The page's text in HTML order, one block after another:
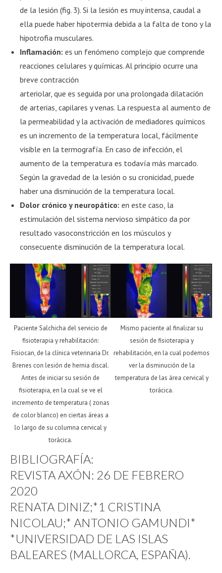
de la lesión (fig. 3). Si la lesión es muy intensa, caudal a
ella puede haber hipotermia debida a la falta de tono y la
hipotrofia musculares.
Inflamación: es un fenómeno complejo que comprende
reacciones celulares y químicas. Al principio ocurre una
breve contracción
arteriolar, que es seguida por una prolongada dilatación
de arterias, capilares y venas. La respuesta al aumento de
la permeabilidad y la activación de mediadores químicos
es un incremento de la temperatura local, fácilmente
visible en la termografía. En caso de infección, el
aumento de la temperatura es todavía más marcado.
Según la gravedad de la lesión o su cronicidad, puede
haber una disminución de la temperatura local.
Dolor crónico y neuropático: en este caso, la
estimulación del sistema nervioso simpático da por
resultado vasoconstricción en los músculos y
consecuente disminución de la temperatura local.
Paciente Salchicha del servicio de
fisioterapia y rehabilitación:
Fisiocan, de la clínica veterinaria Dr.
Brenes con lesión de hernia discal.
Antes de iniciar su sesión de
fisioterapia, en la cual se ve el
incremento de temperatura ( zonas
de color blanco) en ciertas áreas a
lo largo de su columna cervical y
torácica.
Mismo paciente al finalizar su
sesión de fisioterapia y
rehabilitación, en la cual podemos
ver la disminución de la
temperatura de las área cervical y
torácica.
BIBLIOGRAFÍA:
REVISTA AXÓN: 26 DE FEBRERO
2020
RENATA DINIZ;*1 CRISTINA
NICOLAU;* ANTONIO GAMUNDI*
*UNIVERSIDAD DE LAS ISLAS
BALEARES (MALLORCA, ESPAÑA).